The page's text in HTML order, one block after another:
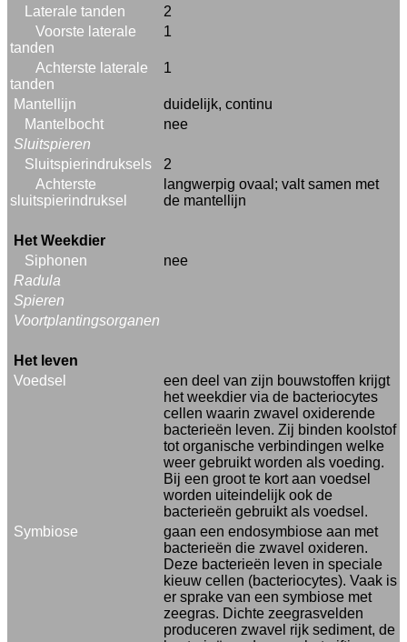
Laterale tanden
2
Voorste laterale
tanden
1
Achterste laterale
tanden
1
Mantellijn
duidelijk, continu
Mantelbocht
nee
Sluitspieren
Sluitspierindruksels
2
Achterste
sluitspierindruksel
langwerpig ovaal; valt samen met
de mantellijn
Het Weekdier
Siphonen
nee
Radula
Spieren
Voortplantingsorganen
Het leven
Voedsel
een deel van zijn bouwstoffen krijgt
het weekdier via de bacteriocytes
cellen waarin zwavel oxiderende
bacterieën leven. Zij binden koolstof
tot organische verbindingen welke
weer gebruikt worden als voeding.
Bij een groot te kort aan voedsel
worden uiteindelijk ook de
bacterieën gebruikt als voedsel.
Symbiose
gaan een endosymbiose aan met
bacterieën die zwavel oxideren.
Deze bacterieën leven in speciale
kieuw cellen (bacteriocytes). Vaak is
er sprake van een symbiose met
zeegras. Dichte zeegrasvelden
produceren zwavel rijk sediment, de